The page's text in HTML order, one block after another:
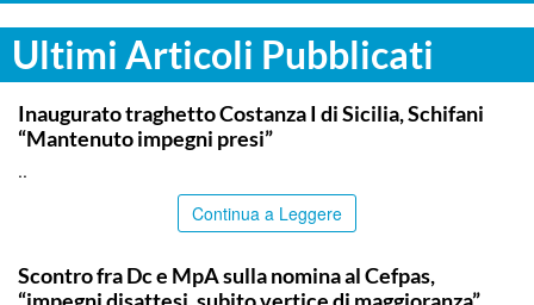
Ultimi Articoli Pubblicati
ITALPRESS
Inaugurato traghetto Costanza I di Sicilia, Schifani
“Mantenuto impegni presi”
..
Continua a Leggere
Scontro fra Dc e MpA sulla nomina al Cefpas,